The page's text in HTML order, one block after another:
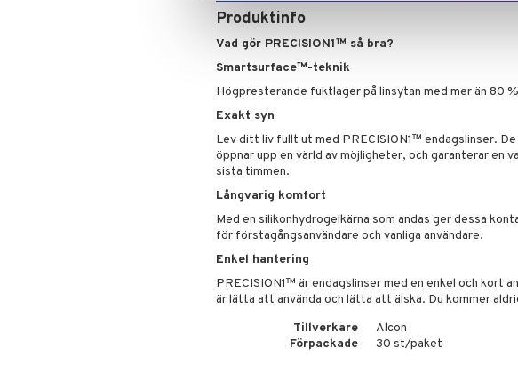
Produktinfo
Vad gör PRECISION1™ så bra?
Smartsurface™-teknik
Högpresterande fuktlager på linsytan med mer än 80
Exakt syn
Lev ditt liv fullt ut med PRECISION1™ endagslinser. De
öppnar upp en värld av möjligheter, och garanterar en
sista timmen.
Långvarig komfort
Med en silikonhydrogelkärna som andas ger dessa
för förstagångsanvändare och vanliga användare.
Enkel hantering
PRECISION1™ är endagslinser med en enkel och kort
är lätta att använda och lätta att älska. Du kommer
Tillverkare
Alcon
Förpackade
30 st/paket